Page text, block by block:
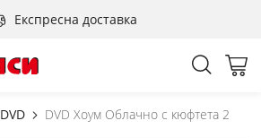
Експресна доставка
DVD DVD Хоум Облачно с кюфтета 2